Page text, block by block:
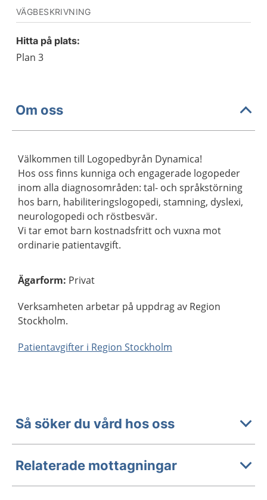
VÄGBESKRIVNING
Hitta på plats:
Plan 3
Om oss
Välkommen till Logopedbyrån Dynamica!
Hos oss finns kunniga och engagerade logopeder
inom alla diagnosområden: tal- och språkstörning
hos barn, habiliteringslogopedi, stamning, dyslexi,
neurologopedi och röstbesvär.
Vi tar emot barn kostnadsfritt och vuxna mot
ordinarie patientavgift.
Ägarform: Privat
Verksamheten arbetar på uppdrag av Region
Stockholm.
Patientavgifter i Region Stockholm
Så söker du vård hos oss
Relaterade mottagningar